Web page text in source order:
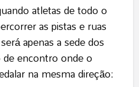
atletas de todo o
as pistas e ruas
apenas a sede dos
encontro onde o
na mesma direção: